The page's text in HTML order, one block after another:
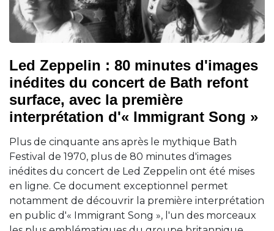
Led Zeppelin : 80 minutes d'images
inédites du concert de Bath refont
surface, avec la première
interprétation d'« Immigrant Song »
Plus de cinquante ans après le mythique Bath
Festival de 1970, plus de 80 minutes d'images
inédites du concert de Led Zeppelin ont été mises
en ligne. Ce document exceptionnel permet
notamment de découvrir la première interprétation
en public d'« Immigrant Song », l'un des morceaux